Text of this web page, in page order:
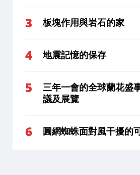
板塊作用與岩石的家
地震記憶的保存
三年一會的全球蘭花盛
議及展覽
圓網蜘蛛面對風干擾的